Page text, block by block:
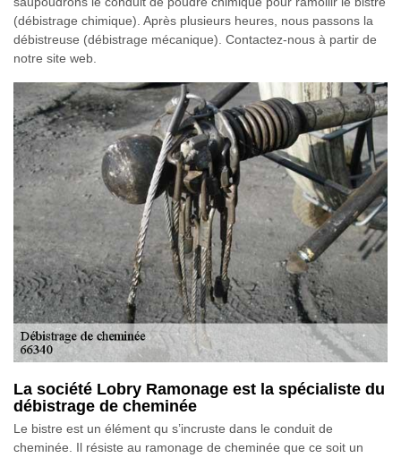
(débistrage chimique). Après plusieurs heures, nous passons la
débistreuse (débistrage mécanique). Contactez-nous à partir de
notre site web.
La société Lobry Ramonage est la spécialiste du
débistrage de cheminée
Le bistre est un élément qu s’incruste dans le conduit de
cheminée. Il résiste au ramonage de cheminée que ce soit un